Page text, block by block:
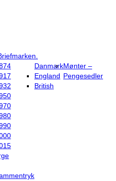
Danmark
England
British
Mønter –
Pengesedler